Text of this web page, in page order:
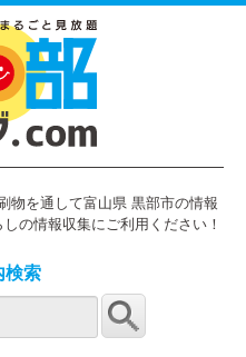
物を通して富山県 黒部市の情報
の情報収集にご利用ください！
検索